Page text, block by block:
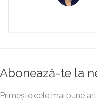
Abonează-te la
Primește cele mai bune